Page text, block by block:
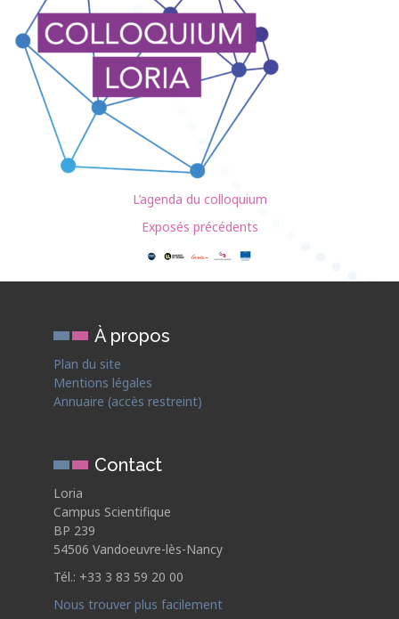
L’agenda du colloquium
Exposés précédents
À propos
Plan du site
Mentions légales
Annuaire (accès restreint)
Contact
Loria
Campus Scientifique
BP 239
54506 Vandoeuvre-lès-Nancy
Tél.: +33 3 83 59 20 00
Nous trouver plus facilement